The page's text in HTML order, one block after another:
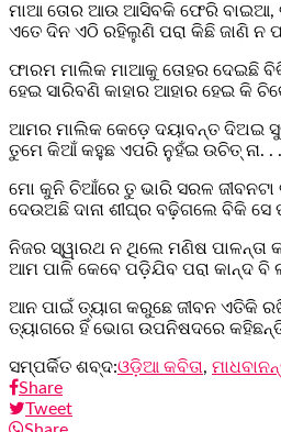
ମାଆ ତୋର ଆଉ ଆସିବକି ଫେରି ବାଇଆ,
ଏତେ ଦିନ ଏଠି ରହିଲୁଣି ପରା କିଛି ଜାଣି ନ
ଫାରମ ମାଲିକ ମାଆକୁ ତୋହର ଦେଇଛି
ହେଇ ସାରିବଣି କାହାର ଆହାର ହେଇ କି
ଆମର ମାଲିକ କେଡ଼େ ଦୟାବନ୍ତ ଦିଅଇ
ତୁମେ କିଆଁ କହୁଛ ଏପରି ନୁହଁଇ ଉଚିତ୍ ନା. . .
ମୋ କୁନି ଚିଆଁରେ ତୁ ଭାରି ସରଳ ଜୀବନଟା
ଦେଉଅଛି ଦାନା ଶୀଘ୍ର ବଢ଼ିଗଲେ ବିକି ସେ
ନିଜର ସ୍ୱାରଥ ନ ଥିଲେ ମଣିଷ ପାଳନ୍ତା
ଆମ ପାଳି କେବେ ପଡ଼ିଯିବ ପରା କାନ୍ଦ ବି
ଆନ ପାଇଁ ତ୍ୟାଗ କରୁଛେ ଜୀବନ ଏତିକି
ତ୍ୟାଗରେ ହିଁ ଭୋଗ ଉପନିଷଦରେ
ସମ୍ପର୍କିତ ଶବ୍ଦ:ଓଡ଼ିଆ କବିତା,
Share
Tweet